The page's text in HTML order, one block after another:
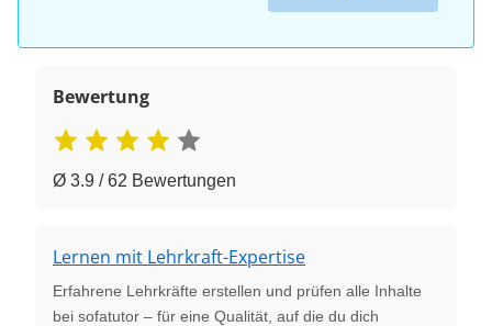
Bewertung
Ø 3.9 / 62 Bewertungen
Lernen mit Lehrkraft-Expertise
Erfahrene Lehrkräfte erstellen und prüfen alle Inhalte
bei sofatutor – für eine Qualität, auf die du dich